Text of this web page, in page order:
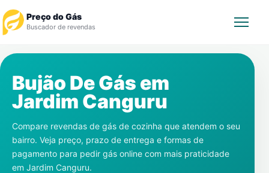
Preço do Gás
Buscador de revendas
Revendedor
Notícias
Cadastre-se
Bujão De Gás em
Jardim Canguru
Compare revendas de gás de cozinha que atendem o seu
bairro. Veja preço, prazo de entrega e formas de
pagamento para pedir gás online com mais praticidade
em Jardim Canguru.